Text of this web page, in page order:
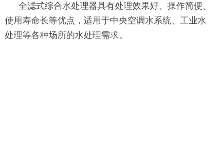
全滤式综合水处理器具有处理效果好、操作简便、
使用寿命长等优点，适用于中央空调水系统、工业水
处理等各种场所的水处理需求。